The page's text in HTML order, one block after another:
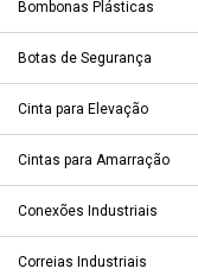
Bombonas Plásticas
Botas de Segurança
Cinta para Elevação
Cintas para Amarração
Conexões Industriais
Correias Industriais